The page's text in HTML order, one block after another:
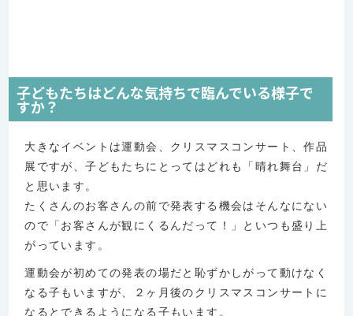
子どもたちはどんな気持ちで臨んでいる様子で
すか？
大きなイベントは運動会、クリスマスコンサート、作品
展ですが、子どもたちにとってはどれも「晴れ舞台」だ
と思います。
たくさんのお客さんの前で発表する機会はそんなにない
ので「お客さんが観にくるんだって！」といつも盛り上
がっています。
運動会が初めての発表の場だと恥ずかしがって動けなく
なる子もいますが、２ヶ月後のクリスマスコンサートに
なるとできるようになる子もいます。